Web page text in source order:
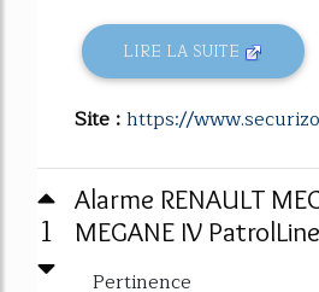
LIRE LA SUITE
Site :https://
1
Alarme RENAULT
MEGANE IV
Pertinence